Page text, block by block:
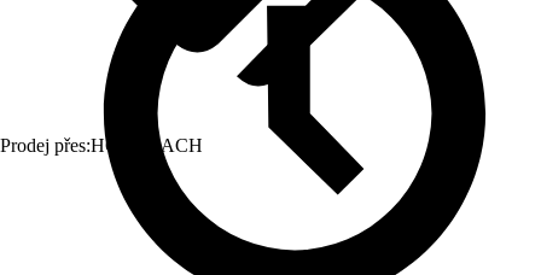
Prodej přes:HORNBACH